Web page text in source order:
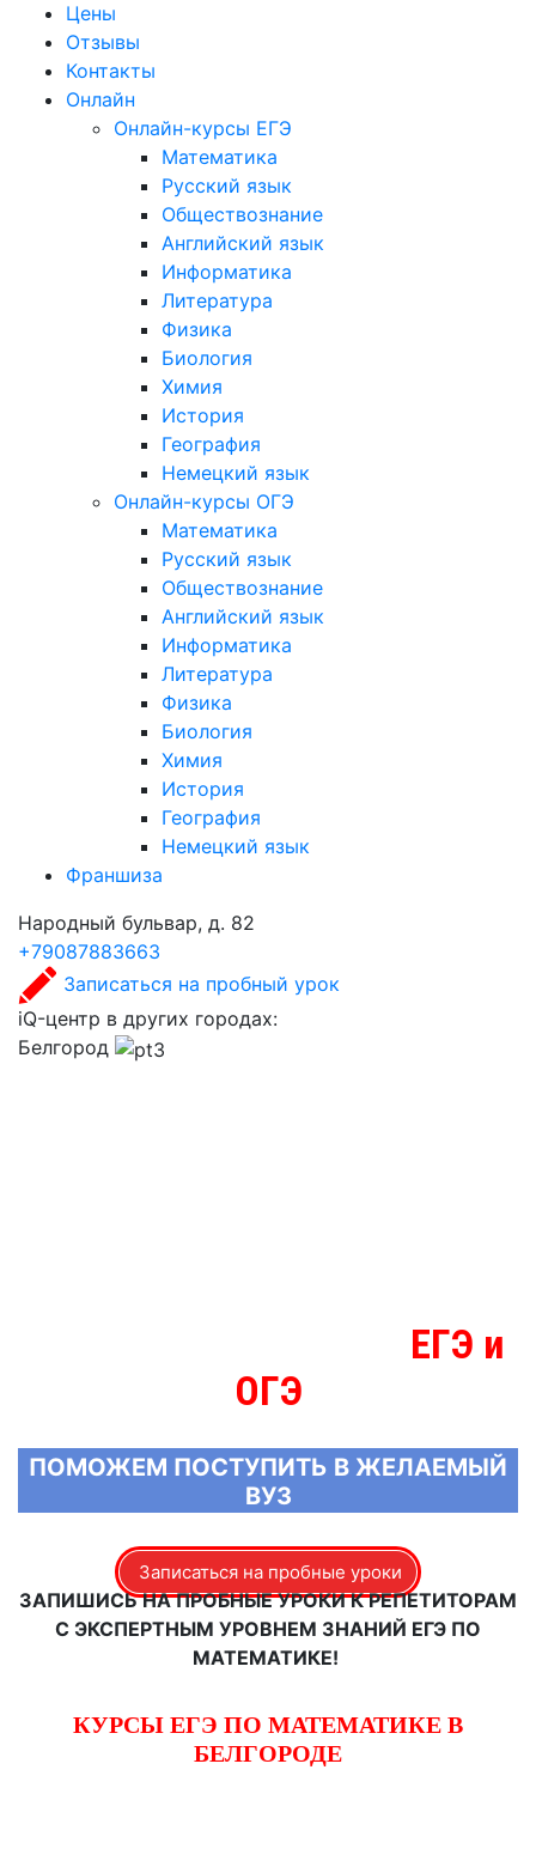
Цены
Отзывы
Контакты
Онлайн
Онлайн-курсы ЕГЭ
Математика
Русский язык
Обществознание
Английский язык
Информатика
Литература
Физика
Биология
Химия
История
География
Немецкий язык
Онлайн-курсы ОГЭ
Математика
Русский язык
Обществознание
Английский язык
Информатика
Литература
Физика
Биология
Химия
История
География
Немецкий язык
Франшиза
Народный бульвар, д. 82
+79087883663
Записаться на пробный урок
iQ-центр в других городах:
Белгород
ЕГЭ и
ОГЭ
ПОМОЖЕМ ПОСТУПИТЬ В ЖЕЛАЕМЫЙ
ВУЗ
Записаться на пробные уроки
ЗАПИШИСЬ НА ПРОБНЫЕ УРОКИ К РЕПЕТИТОРАМ
С ЭКСПЕРТНЫМ УРОВНЕМ ЗНАНИЙ ЕГЭ ПО
МАТЕМАТИКЕ!
КУРСЫ ЕГЭ ПО МАТЕМАТИКЕ В
БЕЛГОРОДЕ